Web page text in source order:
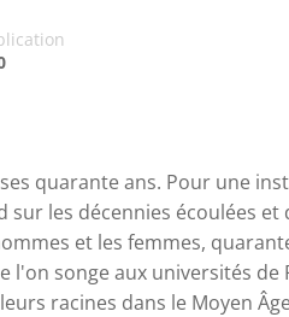
quarante ans. Pour une
les décennies écoulées et
et les femmes,
songe aux universités de
racines dans le Moyen